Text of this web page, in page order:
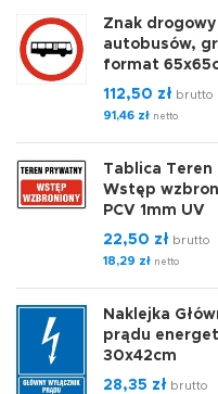
Znak
autobusów,
format
112,50 zł brutto
91,46 zł netto
Tablica
Wstęp
PCV 1mm UV
22,50 zł brutto
18,29 zł netto
Naklejka
prądu
30x42cm
28,35 zł brutto